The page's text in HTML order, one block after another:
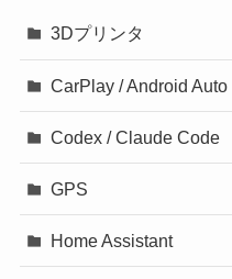
3Dプリンタ
CarPlay / Android Auto
Codex / Claude Code
GPS
Home Assistant